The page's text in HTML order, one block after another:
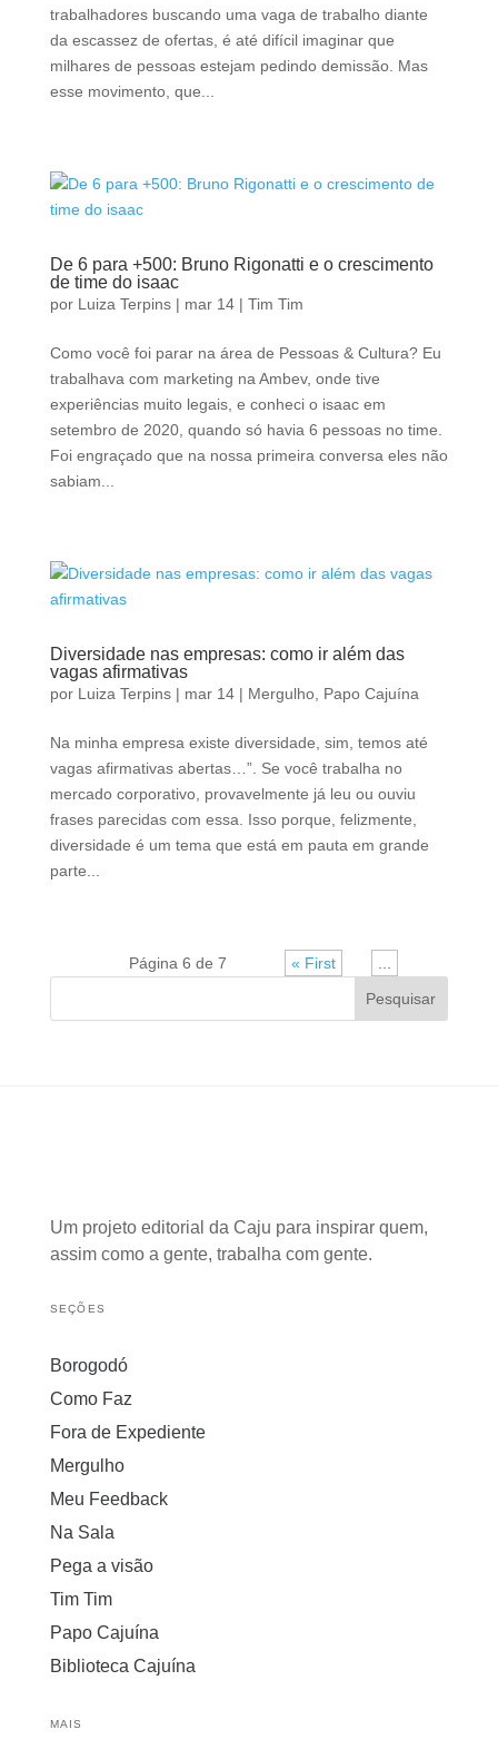
trabalhadores buscando uma vaga de trabalho diante
da escassez de ofertas, é até difícil imaginar que
milhares de pessoas estejam pedindo demissão. Mas
esse movimento, que...
De 6 para +500: Bruno Rigonatti e o crescimento
de time do isaac
por Luiza Terpins| mar 14| Tim Tim
Como você foi parar na área de Pessoas & Cultura? Eu
trabalhava com marketing na Ambev, onde tive
experiências muito legais, e conheci o isaac em
setembro de 2020, quando só havia 6 pessoas no time.
Foi engraçado que na nossa primeira conversa eles não
sabiam...
Diversidade nas empresas: como ir além das
vagas afirmativas
por Luiza Terpins| mar 14| Mergulho, Papo Cajuína
Na minha empresa existe diversidade, sim, temos até
vagas afirmativas abertas…”. ‍Se você trabalha no
mercado corporativo, provavelmente já leu ou ouviu
frases parecidas com essa. Isso porque, felizmente,
diversidade é um tema que está em pauta em grande
parte...
Página 6 de 7 « First
Pesquisar
Um projeto editorial da Caju para inspirar quem,
assim como a gente, trabalha com gente.
SEÇÕES
Borogodó
Como Faz
Fora de Expediente
Mergulho
Meu Feedback
Na Sala
Pega a visão
Tim Tim
Papo Cajuína
Biblioteca Cajuína
MAIS